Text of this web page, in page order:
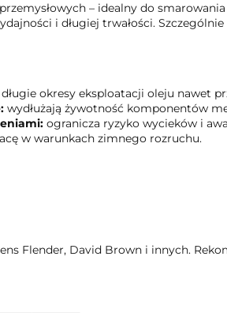
– idealny do
i długiej trwałości.
okresy eksploatacji oleju nawet
wydłużają żywotność komponentów
ogranicza ryzyko wycieków i
w warunkach zimnego rozruchu.
Flender, David Brown i innych.